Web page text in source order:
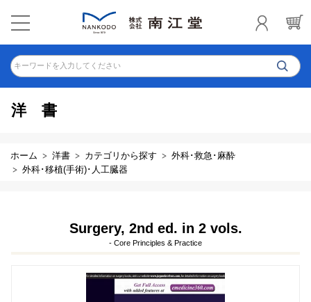
キーワードを入力してください
洋書
ホーム 洋書 カテゴリから探す
外科･救急･麻酔
外科･移植(手術)･人工臓器
Surgery, 2nd ed. in 2 vols.
- Core Principles & Practice